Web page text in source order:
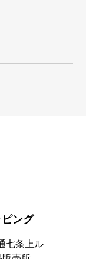
ング
七条上ル